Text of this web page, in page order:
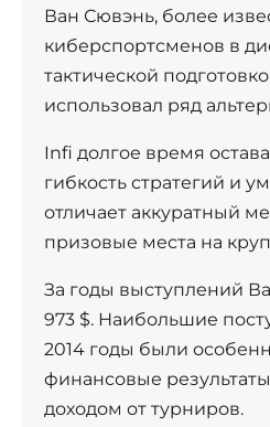
Ван Сювэнь, более
киберспортсменов в
тактической
использовал ряд
Infi долгое время
гибкость стратегий и
отличает аккуратный
призовые места на
За годы выступлений
973 $. Наибольшие
2014 годы были
финансовые
доходом от турниров.